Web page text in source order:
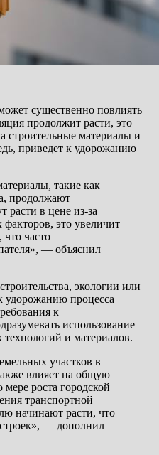
существенно повлиять
продолжит расти, это
строительные материалы и
приведет к удорожанию
такие как
продолжают
расти в цене из-за
это увеличит
что часто
— объяснил
экологии или
удорожанию процесса
к
использование
и материалов.
участков в
влияет на общую
роста городской
транспортной
начинают расти, что
— дополнил